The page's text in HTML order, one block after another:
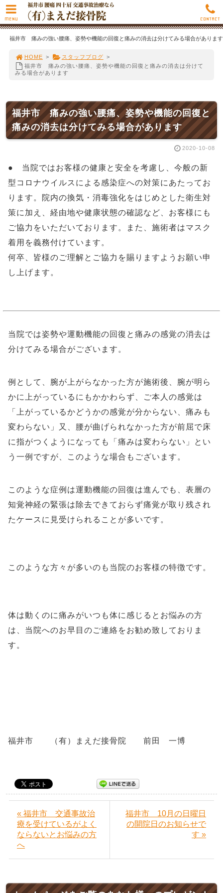
福井市 痛みの強い腰痛、姿勢や機能の回復と痛みの消去は分けてみる場合があります
HOME > スタッフブログ >
福井市 痛みの強い腰痛、姿勢や機能の回復と痛みの消去は分けて
みる場合があります
福井市 痛みの強い腰痛、姿勢や機能の回復と
痛みの消去は分けてみる場合があります
2020-10-08
● 当院ではお客様の健康と安全を考慮し、今般の新
型コロナウイルスによる感染症への対策にあたってお
ります。院内の換気・消毒強化をはじめとした衛生対
策に加え、経由地や健康状態の確認など、お客様にも
ご協力をいただいております。また、施術者はマスク
着用を義務付けています。
何卒、皆様のご理解とご協力を賜りますようお願い申
し上げます。
当院では姿勢や運動機能の回復と痛みの感覚の消去は
分けてみる場合がございます。
例として、腕が上がらなかった方が施術後、腕が明ら
かに上がっているにもかかわらず、ご本人の感覚は
「上がっているかどうかの感覚が分からない、痛みも
変わらない」又、腰が曲げられなかった方が前屈で床
に指がつくようになっても「痛みは変わらない」とい
う一例ですが、このような場合もございます。
このような症例は運動機能の回復は進んでも、表層の
知覚神経の緊張は除去できておらず痛覚が取り残され
たケースに見受けられることが多いです。
このような方々が多いのも当院のお客様の特徴です。
体は動くのに痛みがいつも体に感じるとお悩みの方
は、当院へのお早目のご連絡をお勧め致しておりま
す。
福井市 （有）まえだ接骨院 前田 一博
« 福井市 交通事故治
療を受けているがよく
ならないとお悩みの方
へ
福井市 10月の日曜日
の開院日のお知らせで
す »
MENU CONTACT